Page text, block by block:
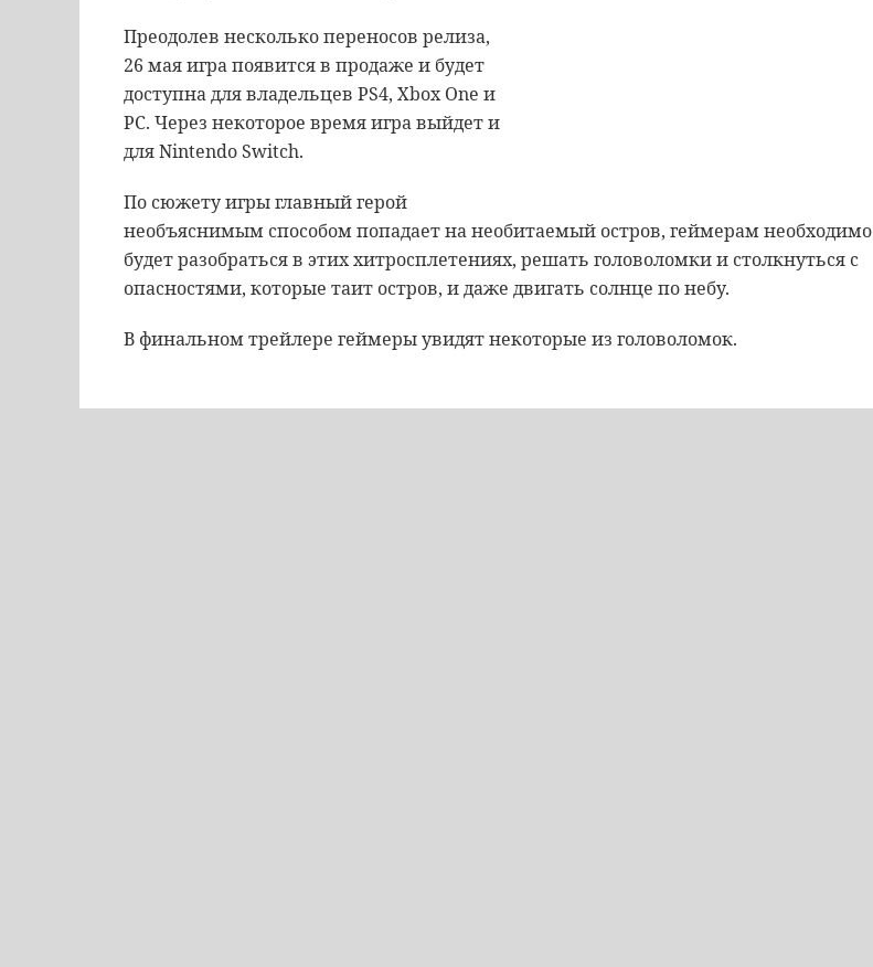
Преодолев несколькопереносов релиза,
26 маяиграпоявитсяв продаже и будет
доступнадлявладельцев PS4, Xbox One и
PC. Через некоторое времяигравыйдети
дляNintendoSwitch.
По сюжетуигрыглавныйгерой
необъяснимым способомпопадаетнанеобитаемый остров, геймерамнеобходимо
будетразобратьсяв этиххитросплетениях, решать головоломкии столкнуться с
опасностями, которые таит остров, идаже двигать солнце понебу.
В финальномтрейлере геймерыувидятнекоторые из головоломок.